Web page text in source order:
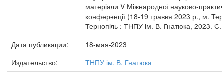
матеріали V Міжнародної науково-
конференції (18-19 травня 2023 р., м.
Тернопіль : ТНПУ ім. В. Гнатюка, 2023.
Дата публикации:
18-мая-2023
Издательство:
ТНПУ ім. В. Гнатюка